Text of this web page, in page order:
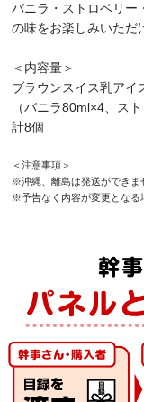
バニラ・ストロベリー
の味をお楽しみいただ
＜内容量＞
ブラウンスイス乳アイ
（バニラ80ml×4、ス
計8個
＜注意事項＞
※沖縄、離島は発送ができま
※予告なく内容が変更となる